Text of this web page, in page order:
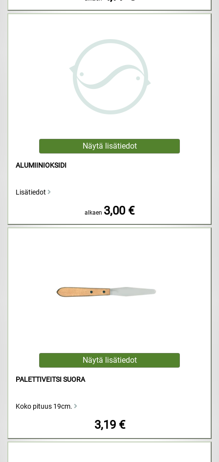
ALUMIINIOKSIDI
Lisätiedot
alkaen 3,00 €
PALETTIVEITSI SUORA
Koko pituus 19cm.
3,19 €